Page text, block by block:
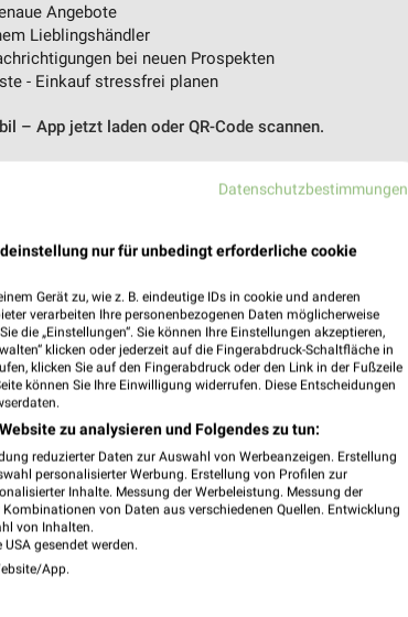
Angebote
Lieblingshändler
bei neuen Prospekten
- Einkauf stressfrei planen
– App jetzt laden oder QR-Code scannen.
Datenschutzbestimmungen
nur für unbedingt erforderliche cookie
Gerät zu, wie z. B. eindeutige IDs in cookie und anderen
verarbeiten Ihre personenbezogenen Daten möglicherweise
die „Einstellungen“. Sie können Ihre Einstellungen akzeptieren,
klicken oder jederzeit auf die Fingerabdruck-Schaltfläche in
klicken Sie auf den Fingerabdruck oder den Link in der Fußzeile
können Sie Ihre Einwilligung widerrufen. Diese Entscheidungen
zu analysieren und Folgendes zu tun:
reduzierter Daten zur Auswahl von Werbeanzeigen. Erstellung
personalisierter Werbung. Erstellung von Profilen zur
Inhalte. Messung der Werbeleistung. Messung der
von Daten aus verschiedenen Quellen. Entwicklung
von Inhalten.
gesendet werden.
App.